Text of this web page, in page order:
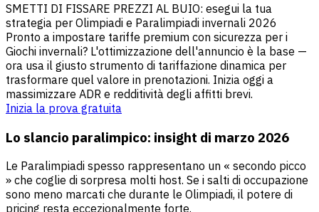
SMETTI DI FISSARE PREZZI AL BUIO: esegui la tua
strategia per Olimpiadi e Paralimpiadi invernali 2026
Pronto a impostare tariffe premium con sicurezza per i
Giochi invernali? L'ottimizzazione dell'annuncio è la base —
ora usa il giusto strumento di tariffazione dinamica per
trasformare quel valore in prenotazioni. Inizia oggi a
massimizzare ADR e redditività degli affitti brevi.
Inizia la prova gratuita
Lo slancio paralimpico: insight di marzo 2026
Le Paralimpiadi spesso rappresentano un « secondo picco
» che coglie di sorpresa molti host. Se i salti di occupazione
sono meno marcati che durante le Olimpiadi, il potere di
pricing resta eccezionalmente forte.